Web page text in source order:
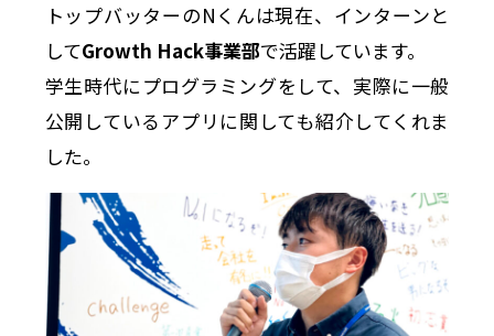
トップバッターのNくんは現在、インターンと
してGrowth Hack事業部で活躍しています。
学生時代にプログラミングをして、実際に一般
公開しているアプリに関しても紹介してくれま
した。